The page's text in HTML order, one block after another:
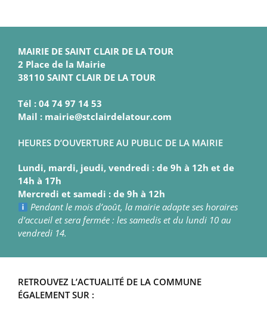
MAIRIE DE SAINT CLAIR DE LA TOUR
2 Place de la Mairie
38110 SAINT CLAIR DE LA TOUR
Tél : 04 74 97 14 53
Mail : mairie@stclairdelatour.com
HEURES D’OUVERTURE AU PUBLIC DE LA MAIRIE
Lundi, mardi, jeudi, vendredi : de 9h à 12h et de
14h à 17h
Mercredi et samedi : de 9h à 12h
Pendant le mois d’août, la mairie adapte ses horaires
d’accueil et sera fermée : les samedis et du lundi 10 au
vendredi 14.
RETROUVEZ L’ACTUALITÉ DE LA COMMUNE
ÉGALEMENT SUR :